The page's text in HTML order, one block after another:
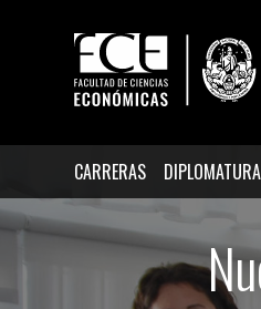
CARRERAS